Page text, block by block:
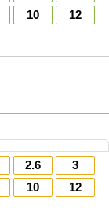
10 12
2.6
3
10 12